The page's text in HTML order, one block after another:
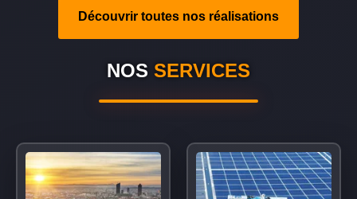
Découvrir toutes nos réalisations
NOS SERVICES